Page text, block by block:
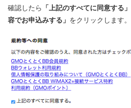
確認したら 「上記のすべてに同意する」
容でお申込みする」 をクリックします。